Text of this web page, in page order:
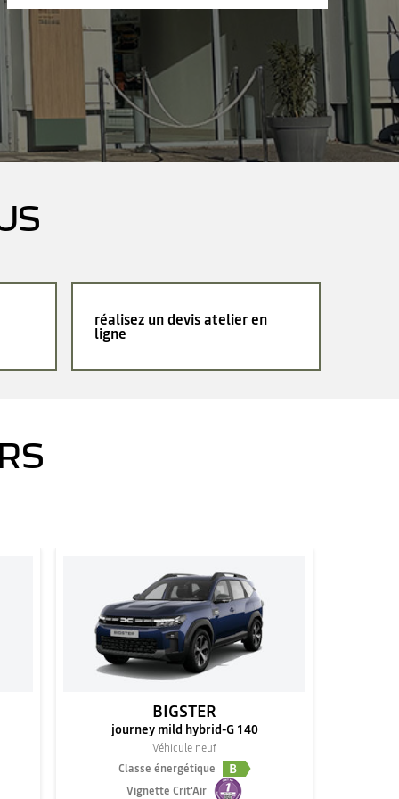
réalisez un devis atelier en
ligne
BIGSTER
journey mild hybrid-G 140
Véhicule neuf
Classe énergétique
B
Vignette Crit'Air